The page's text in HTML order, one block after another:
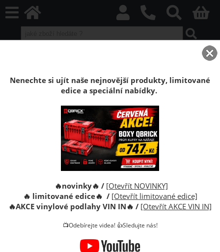
Laminátové
plovoucí podlahy
Podlahy
příslušenství
273 - 584 CZK
Nenechte si ujít naše nejnovější produkty, limitované
edice a speciální nabídky.
🔥novinky🔥 / [Otevřít NOVINKY]
🔥 limitované edice🔥 / [Otevřít limitované edice]
🔥AKCE vinylové podlahy VIN IN🔥 / [Otevřít AKCE VIN IN]
📺Odebírejte videa! 👍Sledujte nás!